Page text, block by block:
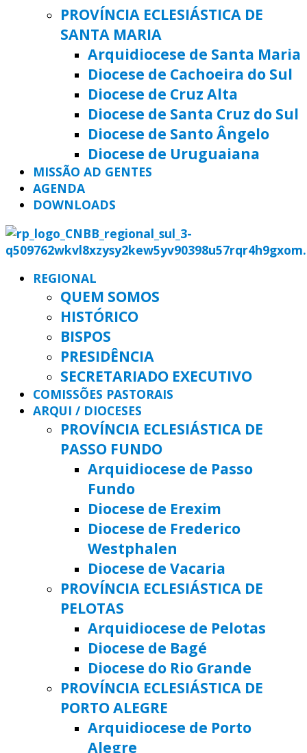
PROVÍNCIA ECLESIÁSTICA DE
SANTA MARIA
Arquidiocese de Santa Maria
Diocese de Cachoeira do Sul
Diocese de Cruz Alta
Diocese de Santa Cruz do Sul
Diocese de Santo Ângelo
Diocese de Uruguaiana
MISSÃO AD GENTES
AGENDA
DOWNLOADS
REGIONAL
QUEM SOMOS
HISTÓRICO
BISPOS
PRESIDÊNCIA
SECRETARIADO EXECUTIVO
COMISSÕES PASTORAIS
ARQUI / DIOCESES
PROVÍNCIA ECLESIÁSTICA DE
PASSO FUNDO
Arquidiocese de Passo
Fundo
Diocese de Erexim
Diocese de Frederico
Westphalen
Diocese de Vacaria
PROVÍNCIA ECLESIÁSTICA DE
PELOTAS
Arquidiocese de Pelotas
Diocese de Bagé
Diocese do Rio Grande
PROVÍNCIA ECLESIÁSTICA DE
PORTO ALEGRE
Arquidiocese de Porto
Alegre